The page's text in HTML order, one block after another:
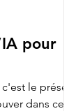
pour
le présent.
dans cette